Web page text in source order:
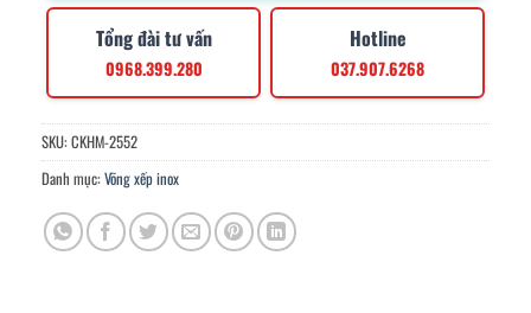
Tổng đài tư vấn
0968.399.280
Hotline
037.907.6268
SKU: CKHM-2552
Danh mục: Võng xếp inox